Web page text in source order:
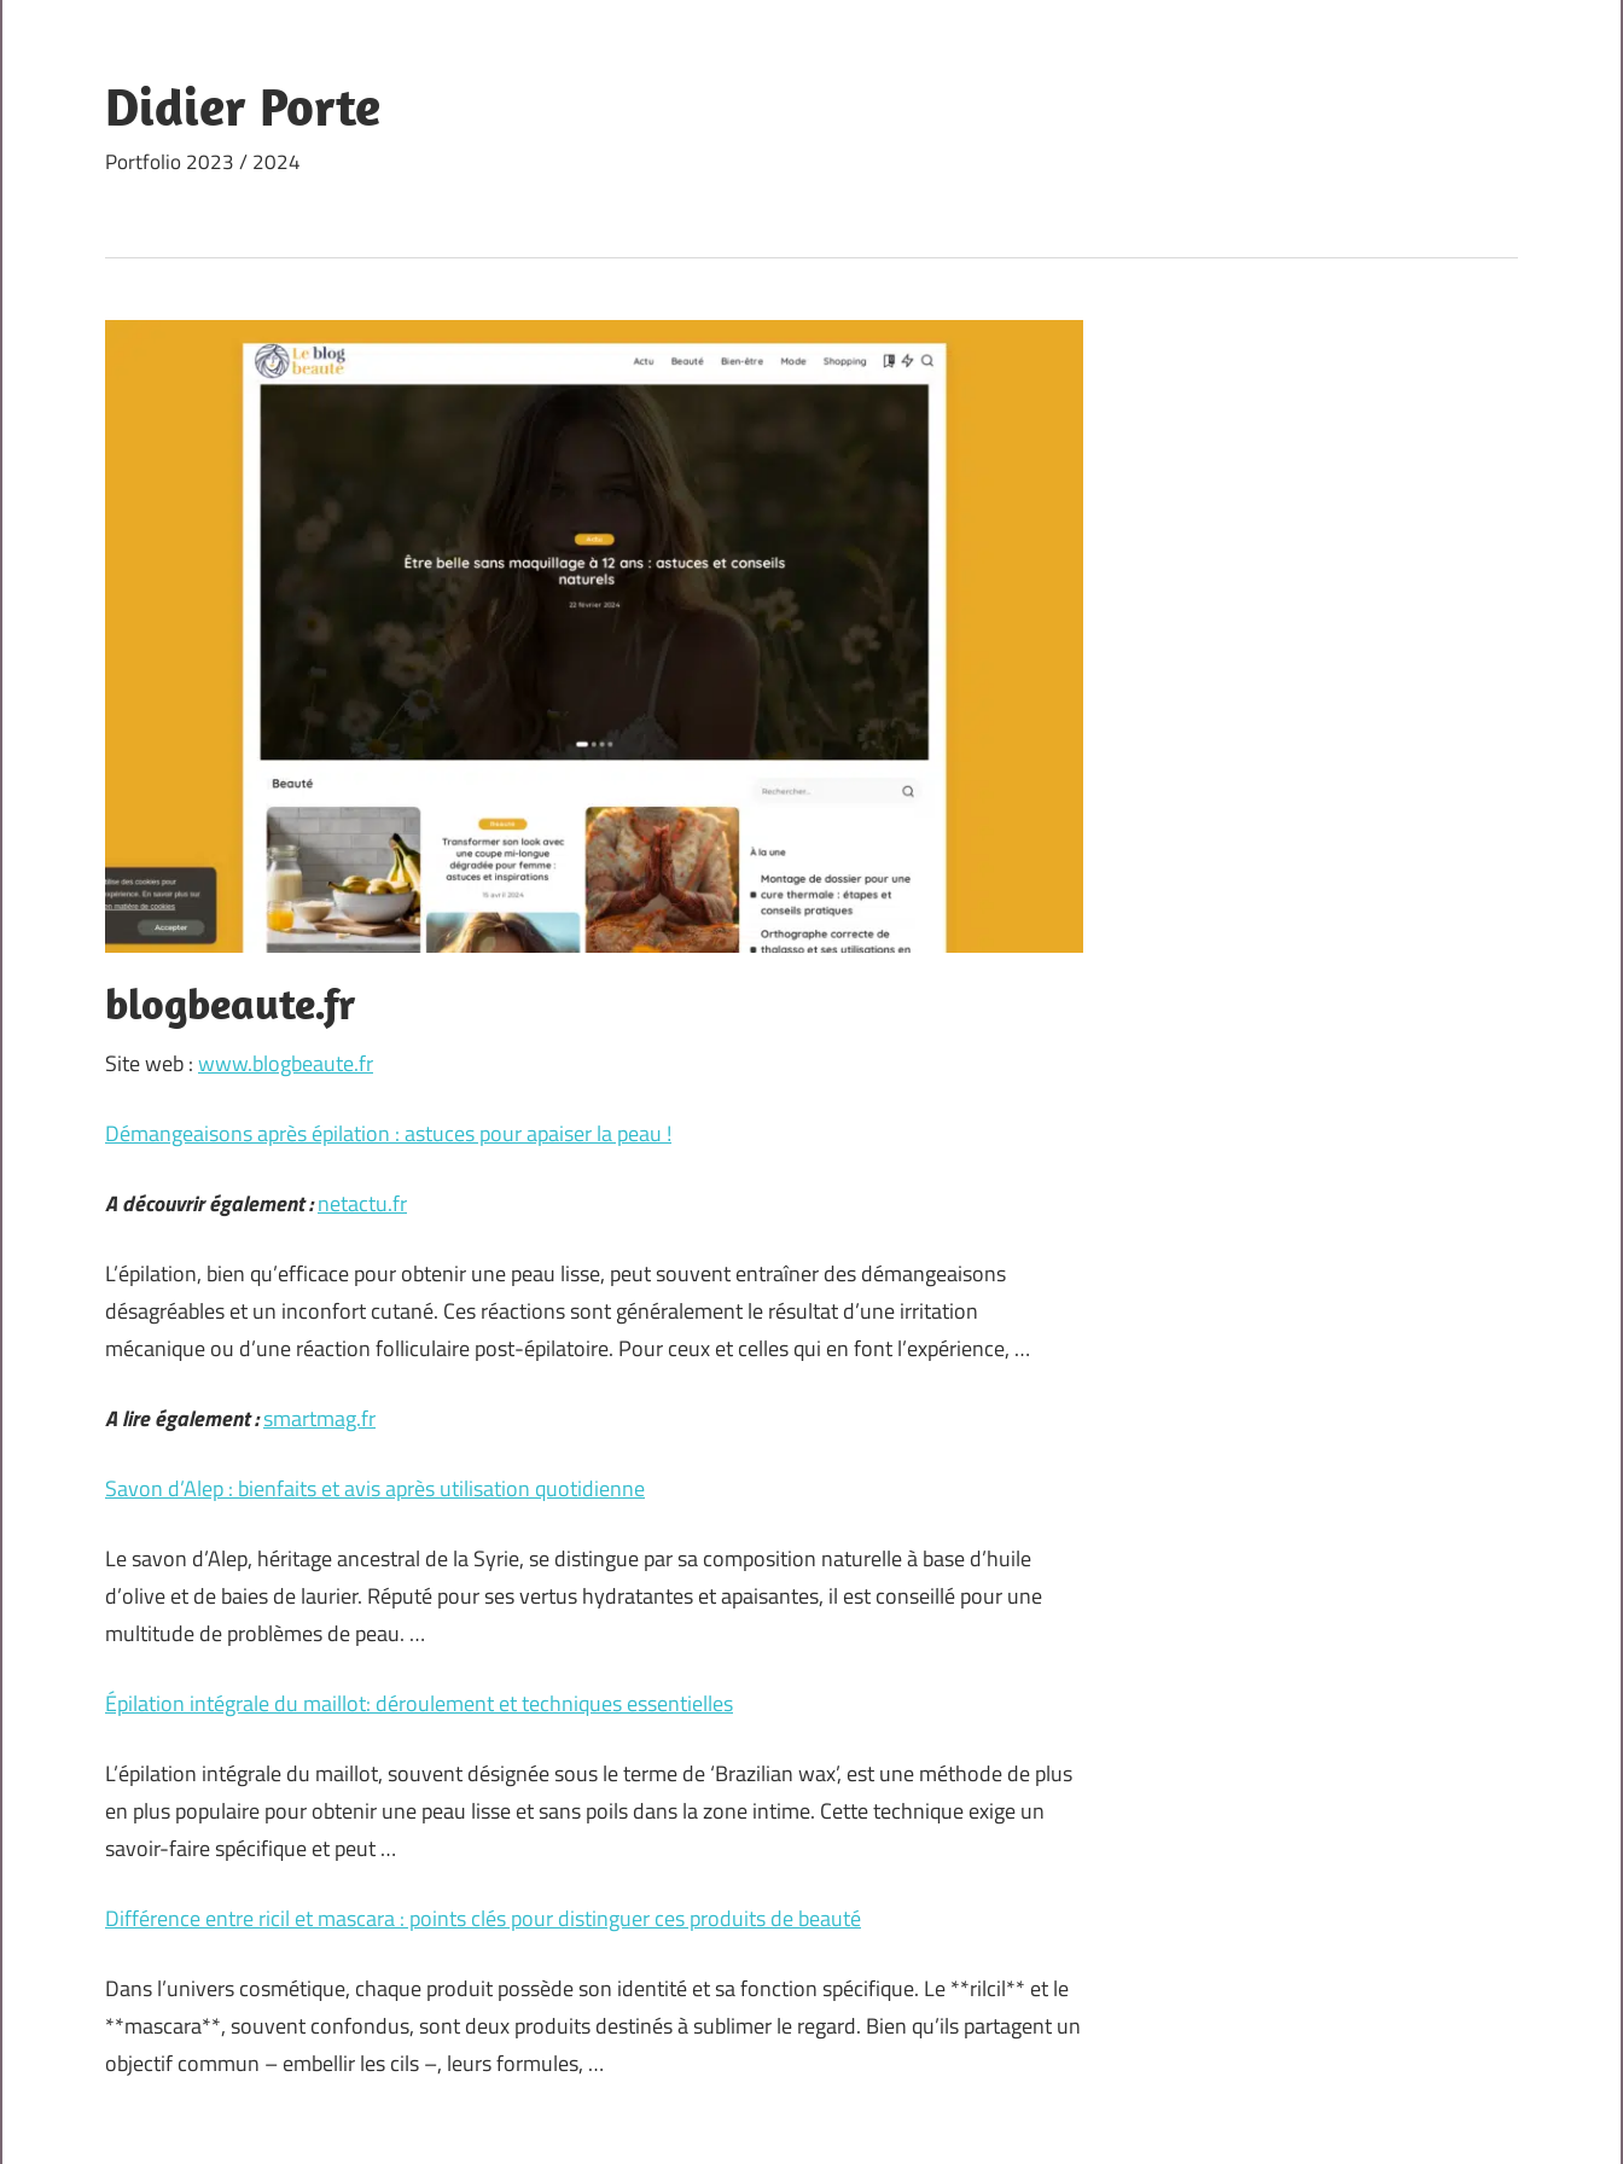
content
Didier Porte
Portfolio 2023 / 2024
blogbeaute.fr
Site web :www.blogbeaute.fr
Démangeaisons après épilation : astuces pour apaiser la peau !
A découvrir également :netactu.fr
L’épilation, bien qu’efficace pour obtenir une peau lisse, peut souvent entraîner des démangeaisons
désagréables et un inconfort cutané. Ces réactions sont généralement le résultat d’une irritation
mécanique ou d’une réaction folliculaire post-épilatoire. Pour ceux et celles qui en font l’expérience, …
A lire également :smartmag.fr
Savon d’Alep : bienfaits et avis après utilisation quotidienne
Le savon d’Alep, héritage ancestral de la Syrie, se distingue par sa composition naturelle à base d’huile
d’olive et de baies de laurier. Réputé pour ses vertus hydratantes et apaisantes, il est conseillé pour une
multitude de problèmes de peau. …
Épilation intégrale du maillot: déroulement et techniques essentielles
L’épilation intégrale du maillot, souvent désignée sous le terme de ‘Brazilian wax’, est une méthode de plus
en plus populaire pour obtenir une peau lisse et sans poils dans la zone intime. Cette technique exige un
savoir-faire spécifique et peut …
Différence entre ricil et mascara : points clés pour distinguer ces produits de beauté
Dans l’univers cosmétique, chaque produit possède son identité et sa fonction spécifique. Le **rilcil** et le
**mascara**, souvent confondus, sont deux produits destinés à sublimer le regard. Bien qu’ils partagent un
objectif commun – embellir les cils –, leurs formules, …